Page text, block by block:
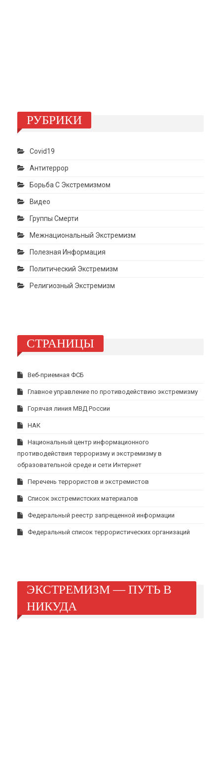
РУБРИКИ
Covid19
Антитеррор
Борьба С Экстремизмом
Видео
Группы Смерти
Межнациональный Экстремизм
Полезная Информация
Политический Экстремизм
Религиозный Экстремизм
СТРАНИЦЫ
Веб-приемная ФСБ
Главное управление по противодействию экстремизму
Горячая линия МВД России
НАК
Национальный центр информационного
противодействия терроризму и экстремизму в
образовательной среде и сети Интернет
Перечень террористов и экстремистов
Список экстремистских материалов
Федеральный реестр запрещенной информации
Федеральный список террористических организаций
ЭКСТРЕМИЗМ — ПУТЬ В
НИКУДА